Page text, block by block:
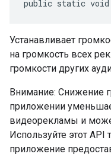
public static void
Устанавливает
на громкость всех
громкости других
Внимание: Снижение
приложении
видеорекламы и
Используйте этот
приложение